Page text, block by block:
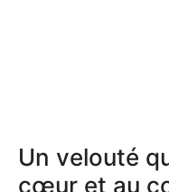
Un velouté
cœur et au